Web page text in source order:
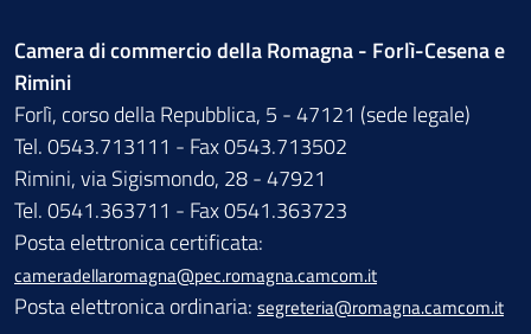
Camera di commercio della Romagna - Forlì-Cesena e
Rimini
Forlì, corso della Repubblica, 5 - 47121 (sede legale)
Tel. 0543.713111 - Fax 0543.713502
Rimini, via Sigismondo, 28 - 47921
Tel. 0541.363711 - Fax 0541.363723
Posta elettronica certificata:
cameradellaromagna@pec.romagna.camcom.it
Posta elettronica ordinaria: segreteria@romagna.camcom.it